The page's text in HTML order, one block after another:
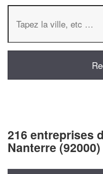
216 entreprises
Nanterre (92000)